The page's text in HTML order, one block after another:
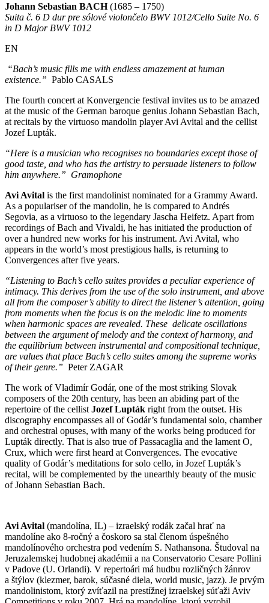
Johann Sebastian BACH(1685 – 1750)
Suita č. 6 D dur pre sólové violončelo BWV 1012/Cello Suite No. 6
in D Major BWV 1012
EN
“Bach’s music fills me with endless amazement at human
existence.” Pablo CASALS
The fourth concert at Konvergencie festival invites us to be amazed
at the music of the German baroque genius Johann Sebastian Bach,
at recitals by the virtuoso mandolin player Avi Avital and the cellist
Jozef Lupták.
“Here is a musician who recognises no boundaries except those of
good taste, and who has the artistry to persuade listeners to follow
him anywhere.” Gramophone
Avi Avital is the first mandolinist nominated for a Grammy Award.
As a populariser of the mandolin, he is compared to Andrés
Segovia, as a virtuoso to the legendary Jascha Heifetz. Apart from
recordings of Bach and Vivaldi, he has initiated the production of
over a hundred new works for his instrument. Avi Avital, who
appears in the world’s most prestigious halls, is returning to
Convergences after five years.
“Listening to Bach’s cello suites provides a peculiar experience of
intimacy. This derives from the use of the solo instrument, and above
all from the composer’s ability to direct the listener’s attention, going
from moments when the focus is on the melodic line to moments
when harmonic spaces are revealed. These delicate oscillations
between the argument of melody and the context of harmony, and
the equilibrium between instrumental and compositional technique,
are values that place Bach’s cello suites among the supreme works
of their genre.” Peter ZAGAR
The work of Vladimír Godár, one of the most striking Slovak
composers of the 20th century, has been an abiding part of the
repertoire of the cellist Jozef Lupták right from the outset. His
discography encompasses all of Godár’s fundamental solo, chamber
and orchestral opuses, with many of the works being produced for
Lupták directly. That is also true of Passacaglia and the lament O,
Crux, which were first heard at Convergences. The evocative
quality of Godár’s meditations for solo cello, in Jozef Lupták’s
recital, will be complemented by the unearthly beauty of the music
of Johann Sebastian Bach.
Avi Avital (mandolína, IL) – izraelský rodák začal hrať na
mandolíne ako 8-ročný a čoskoro sa stal členom úspešného
mandolínového orchestra pod vedením S. Nathansona. Študoval na
Jeruzalemskej hudobnej akadémii a na Conservatorio Cesare Pollini
v Padove (U. Orlandi). V repertoári má hudbu rozličných žánrov
a štýlov (klezmer, barok, súčasné diela, world music, jazz). Je prvým
mandolinistom, ktorý zvíťazil na prestížnej izraelskej súťaži Aviv